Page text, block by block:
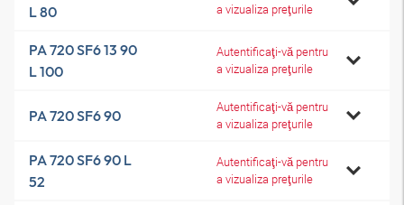
L 80
a vizualiza preţurile
PA 720 SF6 13 90
L 100
Autentificaţi-vă pentru
a vizualiza preţurile
PA 720 SF6 90
Autentificaţi-vă pentru
a vizualiza preţurile
PA 720 SF6 90 L
52
Autentificaţi-vă pentru
a vizualiza preţurile